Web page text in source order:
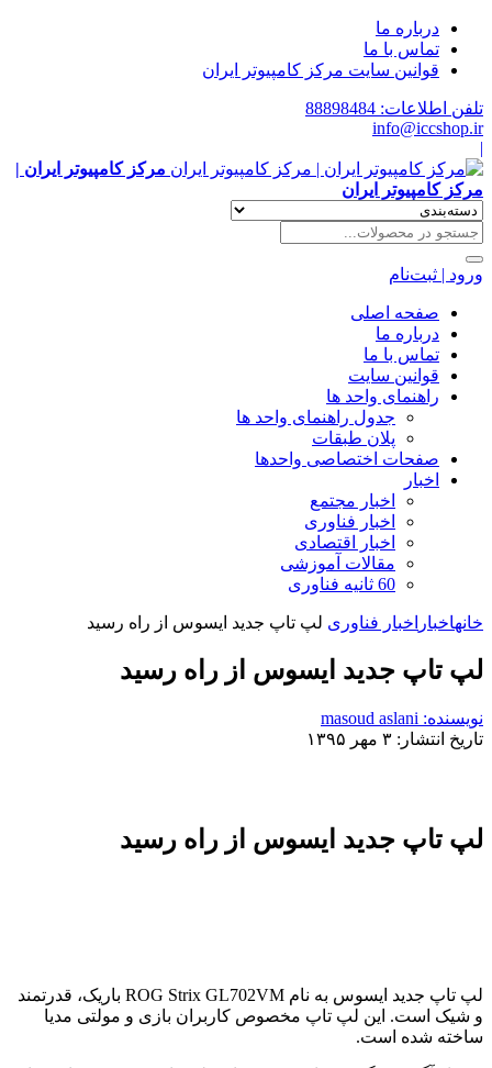
درباره ما
تماس با ما
قوانین سایت مرکز کامپیوتر ایران
تلفن اطلاعات: 88898484
info@iccshop.ir
|
مرکز کامپیوتر ایران |
مرکز کامپیوتر ایران
ورود | ثبت‌نام
صفحه اصلی
درباره ما
تماس با ما
قوانین سایت
راهنمای واحد ها
جدول راهنمای واحد ها
پلان طبقات
صفحات اختصاصی واحدها
اخبار
اخبار مجتمع
اخبار فناوری
اخبار اقتصادی
مقالات آموزشی
60 ثانیه فناوری
خانهاخبار اخبار فناوری لپ تاپ جدید ایسوس از راه رسید
لپ تاپ جدید ایسوس از راه رسید
نویسنده: masoud aslani
تاریخ انتشار: ۳ مهر ۱۳۹۵
لپ تاپ جدید ایسوس از راه رسید
لپ تاپ جدید ایسوس به نام ROG Strix GL702VM باریک، قدرتمند
و شیک است. این لپ تاپ مخصوص کاربران بازی و مولتی مدیا
ساخته شده است.